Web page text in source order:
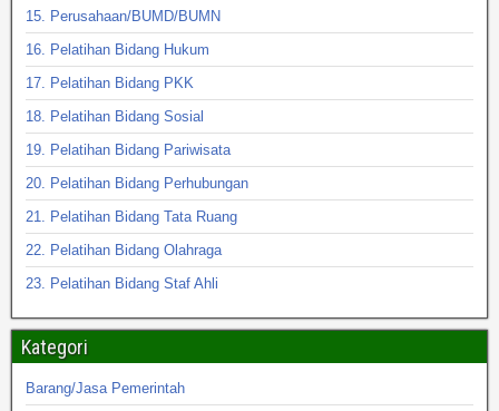
15. Perusahaan/BUMD/BUMN
16. Pelatihan Bidang Hukum
17. Pelatihan Bidang PKK
18. Pelatihan Bidang Sosial
19. Pelatihan Bidang Pariwisata
20. Pelatihan Bidang Perhubungan
21. Pelatihan Bidang Tata Ruang
22. Pelatihan Bidang Olahraga
23. Pelatihan Bidang Staf Ahli
Kategori
Barang/Jasa Pemerintah